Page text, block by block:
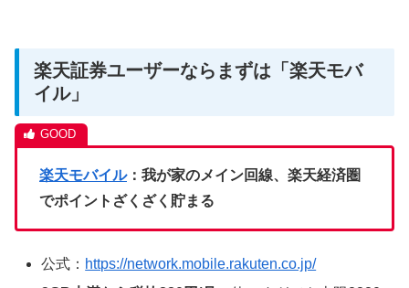
楽天証券ユーザーならまずは「楽天モバ
イル」
楽天モバイル：我が家のメイン回線、楽天経済圏
でポイントざくざく貯まる
公式： https://network.mobile.rakuten.co.jp/